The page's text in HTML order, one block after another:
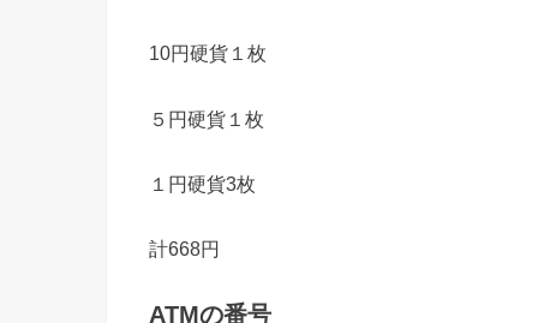
10円硬貨１枚
５円硬貨１枚
１円硬貨3枚
計668円
ATMの番号